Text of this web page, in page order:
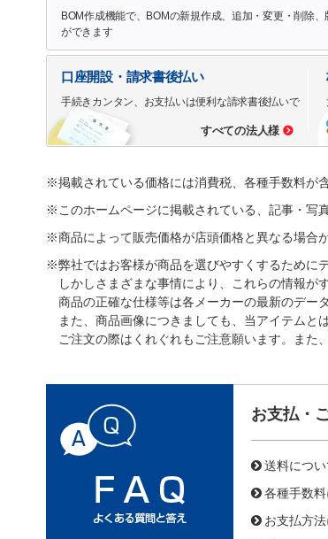
BOM作成機能で、BOMの新規作成、追加・変更・削除、
ができます
口座開設・請求書後払い
手続きカンタン、お支払いは便利な請求書後払いで
すべての法人様
※掲載されている価格には消費税、各種手数料が
※このホームページに掲載されている、記事・写
※商品によって販売価格が店頭価格と異なる場合
※弊社ではお客様が商品を選びやすくするために
しかしさまざまな事情により、これらの情報が
商品の正確な仕様等は各メーカーの最新のデー
また、商品画像につきましても、当アイテムと
ご注文の際はくれぐれもご注意願います。また
お支払・
送料につい
各種手数
お支払方